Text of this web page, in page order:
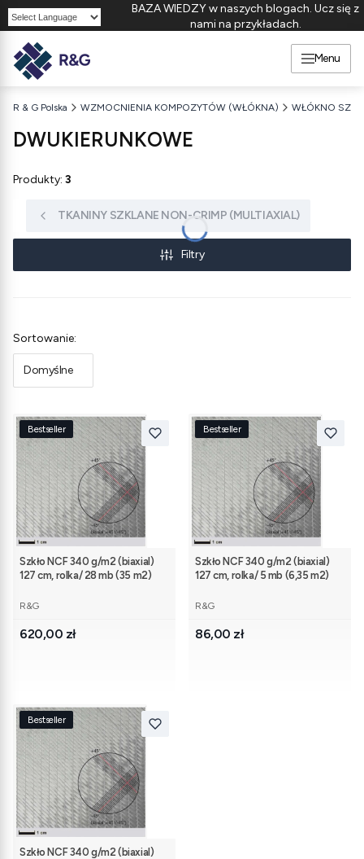
Powered by
BAZA WIEDZY w naszych blogach. Ucz się z
nami na przykładach.
Menu
R & G Polska WZMOCNIENIA KOMPOZYTÓW (WŁÓKNA) WŁÓKNO
DWUKIERUNKOWE
Produkty: 3
TKANINY SZKLANE NON-CRIMP (MULTIAXIAL)
Filtry
Lista produktów
Sortowanie:
Domyślne
Bestseller
Szkło NCF 340 g/m2 (biaxial)
127 cm, rolka/ 28 mb (35 m2)
PRODUCENT
R&G
Cena
620,00 zł
Bestseller
Szkło NCF 340 g/m2 (biaxial)
127 cm, rolka/ 5 mb (6,35 m2)
PRODUCENT
R&G
Cena
86,00 zł
Bestseller
Szkło NCF 340 g/m2 (biaxial)